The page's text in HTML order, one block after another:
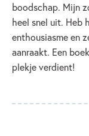
boodschap. Mijn
heel snel uit. Heb
enthousiasme en
aanraakt. Een
plekje verdient!